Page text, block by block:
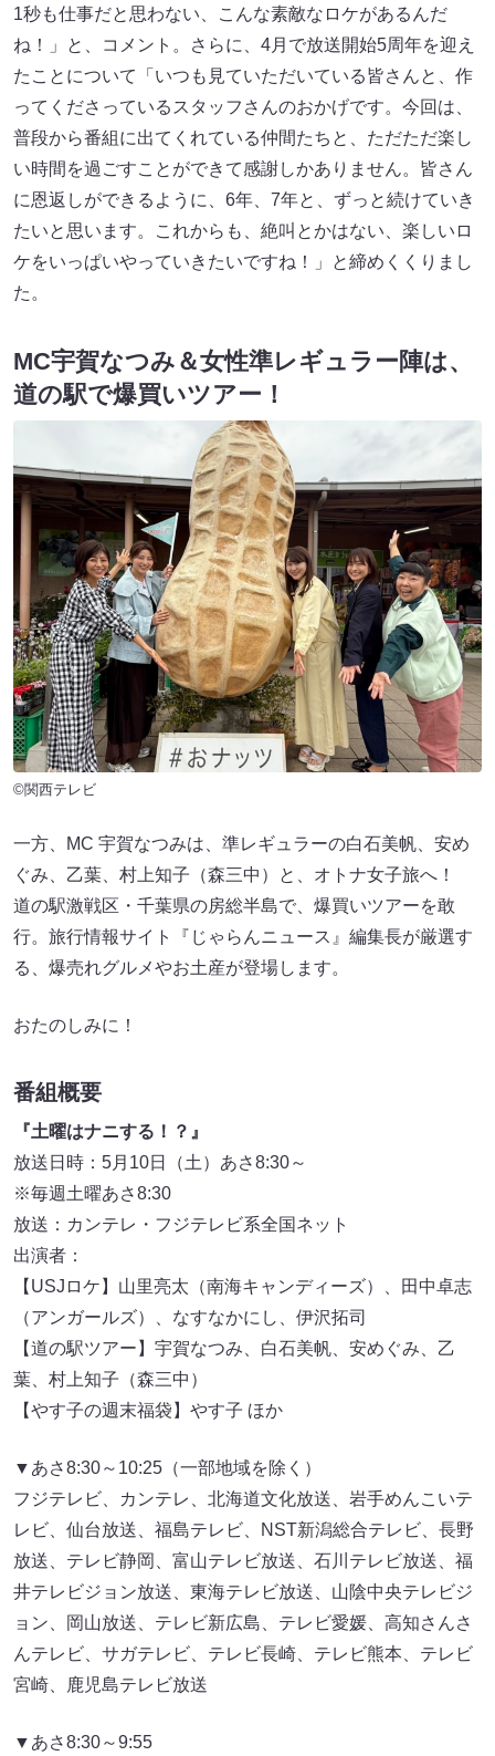
1秒も仕事だと思わない、こんな素敵なロケがあるんだ
ね！」と、コメント。さらに、4月で放送開始5周年を迎え
たことについて「いつも見ていただいている皆さんと、作
ってくださっているスタッフさんのおかげです。今回は、
普段から番組に出てくれている仲間たちと、ただただ楽し
い時間を過ごすことができて感謝しかありません。皆さん
に恩返しができるように、6年、7年と、ずっと続けていき
たいと思います。これからも、絶叫とかはない、楽しいロ
ケをいっぱいやっていきたいですね！」と締めくくりまし
た。
MC宇賀なつみ＆女性準レギュラー陣は、
道の駅で爆買いツアー！
©関西テレビ
一方、MC 宇賀なつみは、準レギュラーの白石美帆、安め
ぐみ、乙葉、村上知子（森三中）と、オトナ女子旅へ！
道の駅激戦区・千葉県の房総半島で、爆買いツアーを敢
行。旅行情報サイト『じゃらんニュース』編集長が厳選す
る、爆売れグルメやお土産が登場します。
おたのしみに！
番組概要
『土曜はナニする！？』
放送日時：5月10日（土）あさ8:30～
※毎週土曜あさ8:30
放送：カンテレ・フジテレビ系全国ネット
出演者：
【USJロケ】山里亮太（南海キャンディーズ）、田中卓志
（アンガールズ）、なすなかにし、伊沢拓司
【道の駅ツアー】宇賀なつみ、白石美帆、安めぐみ、乙
葉、村上知子（森三中）
【やす子の週末福袋】やす子 ほか
▼あさ8:30～10:25（一部地域を除く）
フジテレビ、カンテレ、北海道文化放送、岩手めんこいテ
レビ、仙台放送、福島テレビ、NST新潟総合テレビ、長野
放送、テレビ静岡、富山テレビ放送、石川テレビ放送、福
井テレビジョン放送、東海テレビ放送、山陰中央テレビジ
ョン、岡山放送、テレビ新広島、テレビ愛媛、高知さんさ
んテレビ、サガテレビ、テレビ長崎、テレビ熊本、テレビ
宮崎、鹿児島テレビ放送
▼あさ8:30～9:55